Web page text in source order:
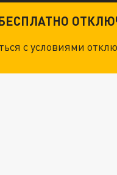
с условиями